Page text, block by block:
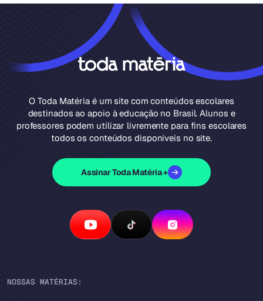
O Toda Matéria é um site com conteúdos escolares
destinados ao apoio à educação no Brasil. Alunos e
professores podem utilizar livremente para fins escolares
todos os conteúdos disponíveis no site.
Assinar Toda Matéria +
NOSSAS MATÉRIAS: